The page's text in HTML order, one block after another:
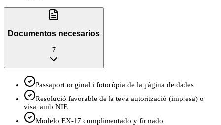
Documentos necesarios
7
Passaport original i fotocòpia de la pàgina de dades
Resolució favorable de la teva autorització (impresa) o
visat amb NIE
Modelo EX-17 cumplimentado y firmado